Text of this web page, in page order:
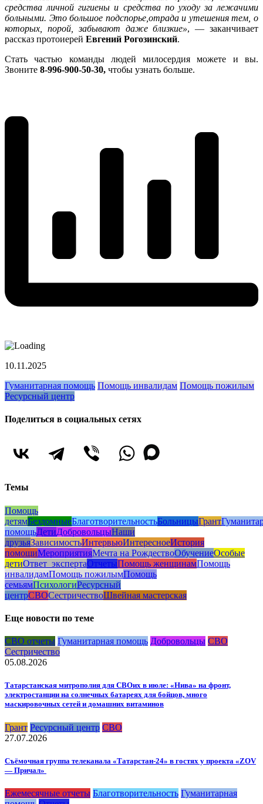
средства личной гигиены и средства по уходу за лежачими
больными. Это большое подспорье,отрада и утешения тем, о
которых, порой, забывают даже близкие», — заканчивает
рассказ протоиерей Евгений Рогозинский.
Стать частью команды людей милосердия можете и вы.
Звоните 8-996-900-50-30, чтобы узнать больше.
10.11.2025
Гуманитарная помощь Помощь инвалидам Помощь пожилым
Ресурсный центр
Поделиться в социальных сетях
Темы
Помощь
детямБездомныеБлаготворительностьБольницыГрант
помощьДетиДобровольцыНаши
друзьяЗависимостьИнтервьюИнтересноеИстория
помощиМероприятияМечта на РождествоОбучениеОсобые
детиОтвет_экспертаОтчетыПомощь женщинамПомощь
инвалидамПомощь пожилымПомощь
семьямПсихологиРесурсный
центрСВОСестричествоШвейная мастерская
Еще новости по теме
СВО отчеты Гуманитарная помощь Добровольцы СВО
Сестричество
05.08.2026
Татарстанская митрополия для СВОих в июле: «Нива» на фронт,
электростанции на солнечных батареях для бойцов, много
маскировочных сетей и домашних витаминов
Грант Ресурсный центр СВО
27.07.2026
Съёмочная группа телеканала «Татарстан-24» в гостях у проекта «ZOV
— Причал»
Ежемесячные отчеты Благотворительность Гуманитарная